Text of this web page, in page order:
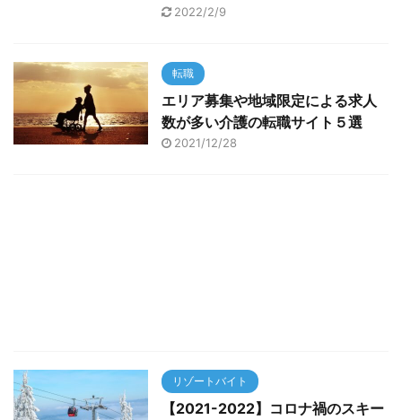
2022/2/9
転職
エリア募集や地域限定による求人
数が多い介護の転職サイト５選
2021/12/28
リゾートバイト
【2021-2022】コロナ禍のスキー